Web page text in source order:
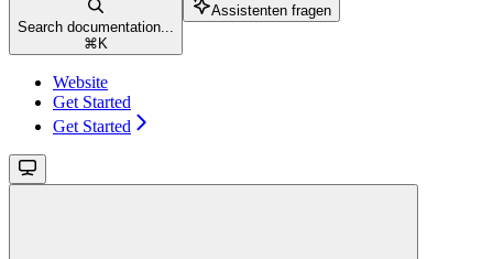
Search documentation...
⌘ K
Assistenten fragen
Website
Get Started
Get Started